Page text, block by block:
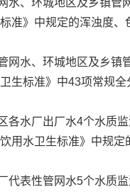
环城地区及乡镇管网
准》中规定的浑浊度
、环城地区及乡镇
生标准》中43项常规全
厂出厂水4个水质监
用水卫生标准》中规定
性管网水5个水质监